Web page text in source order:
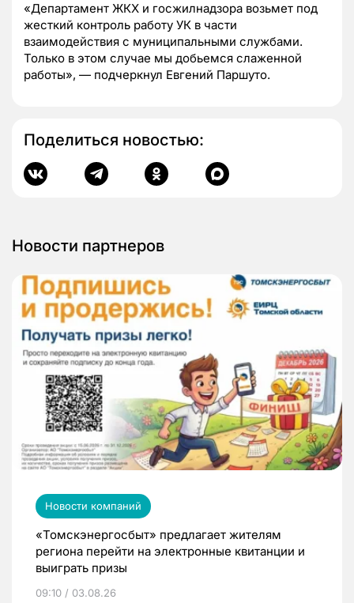
«Департамент ЖКХ и госжилнадзора возьмет под
жесткий контроль работу УК в части
взаимодействия с муниципальными службами.
Только в этом случае мы добьемся слаженной
работы», — подчеркнул Евгений Паршуто.
Поделиться новостью:
Новости партнеров
Новости компаний
«Томскэнергосбыт» предлагает жителям
региона перейти на электронные квитанции и
выиграть призы
09:10 / 03.08.26